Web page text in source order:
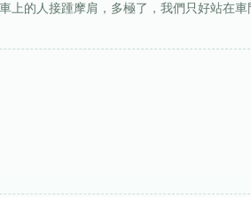
上的人接踵摩肩，多極了，我們只好站在車